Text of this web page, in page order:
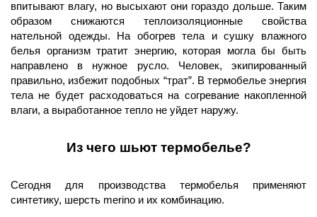
впитывают влагу, но высыхают они гораздо дольше. Таким
образом снижаются теплоизоляционные свойства
нательной одежды. На обогрев тела и сушку влажного
белья организм тратит энергию, которая могла бы быть
направлено в нужное русло. Человек, экипированный
правильно, избежит подобных “трат”. В термобелье энергия
тела не будет расходоваться на согревание накопленной
влаги, а выработанное тепло не уйдет наружу.
Из чего шьют термобелье?
Сегодня для производства термобелья применяют
синтетику, шерсть merino и их комбинацию.